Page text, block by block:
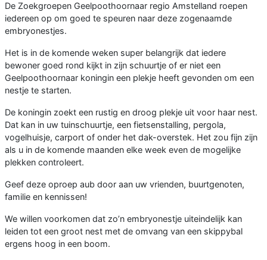
De Zoekgroepen Geelpoothoornaar regio Amstelland roepen
iedereen op om goed te speuren naar deze zogenaamde
embryonestjes.
Het is in de komende weken super belangrijk dat iedere
bewoner goed rond kijkt in zijn schuurtje of er niet een
Geelpoothoornaar koningin een plekje heeft gevonden om een
nestje te starten.
De koningin zoekt een rustig en droog plekje uit voor haar nest.
Dat kan in uw tuinschuurtje, een fietsenstalling, pergola,
vogelhuisje, carport of onder het dak-overstek. Het zou fijn zijn
als u in de komende maanden elke week even de mogelijke
plekken controleert.
Geef deze oproep aub door aan uw vrienden, buurtgenoten,
familie en kennissen!
We willen voorkomen dat zo’n embryonestje uiteindelijk kan
leiden tot een groot nest met de omvang van een skippybal
ergens hoog in een boom.